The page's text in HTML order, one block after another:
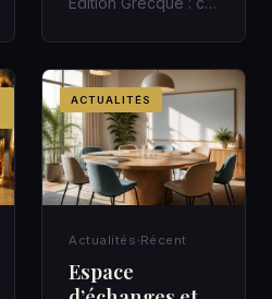
highbal…
ACTUALITÉS
Actualités Récent
Espace